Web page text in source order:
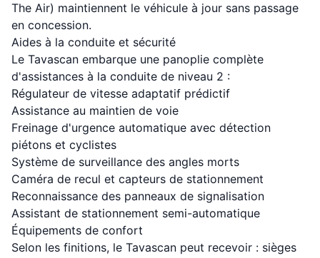
The Air) maintiennent le véhicule à jour sans passage
en concession.
Aides à la conduite et sécurité
Le Tavascan embarque une panoplie complète
d'assistances à la conduite de niveau 2 :
Régulateur de vitesse adaptatif prédictif
Assistance au maintien de voie
Freinage d'urgence automatique avec détection
piétons et cyclistes
Système de surveillance des angles morts
Caméra de recul et capteurs de stationnement
Reconnaissance des panneaux de signalisation
Assistant de stationnement semi-automatique
Équipements de confort
Selon les finitions, le Tavascan peut recevoir : sièges